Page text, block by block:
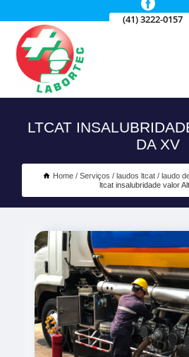
(41) 3222-0157
LTCAT
DA XV
Home Serviços laudos ltcat
laudo
ltcat insalubridade valor